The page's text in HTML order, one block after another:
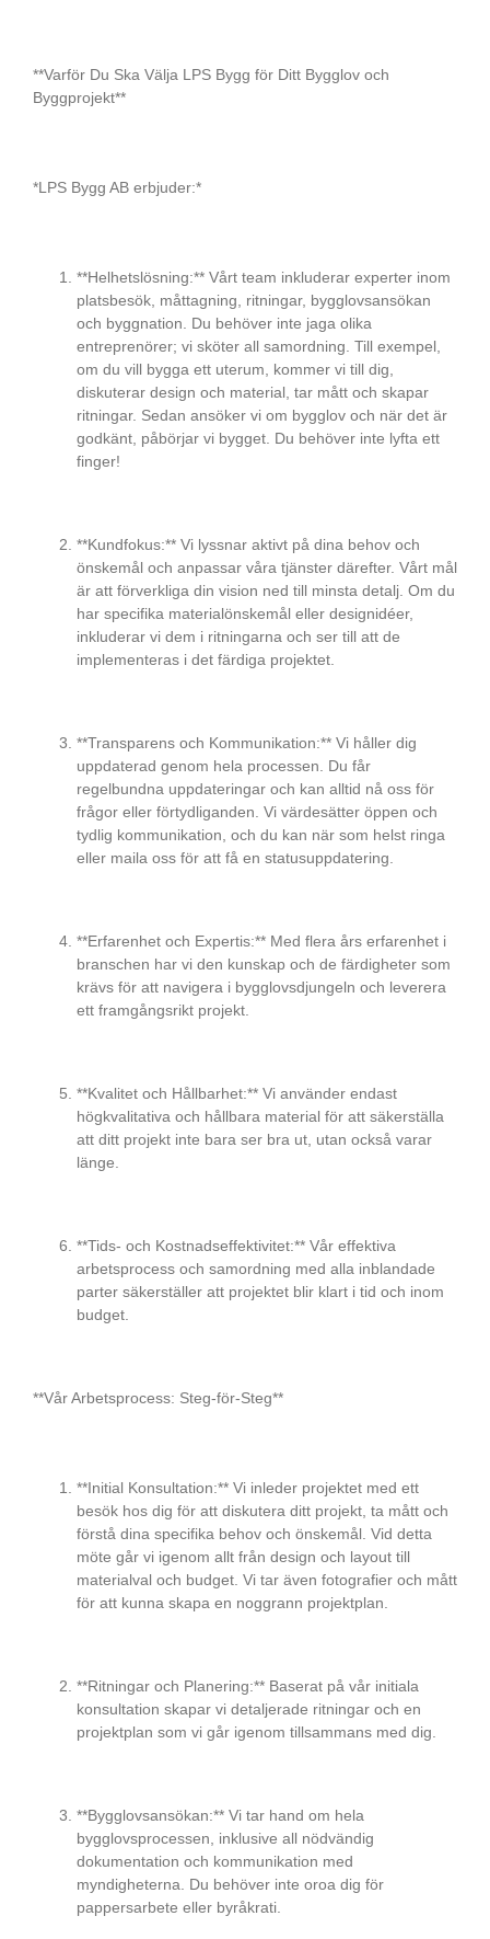
**Varför Du Ska Välja LPS Bygg för Ditt Bygglov och
Byggprojekt**
*LPS Bygg AB erbjuder:*
**Helhetslösning:** Vårt team inkluderar experter inom
platsbesök, måttagning, ritningar, bygglovsansökan
och byggnation. Du behöver inte jaga olika
entreprenörer; vi sköter all samordning. Till exempel,
om du vill bygga ett uterum, kommer vi till dig,
diskuterar design och material, tar mått och skapar
ritningar. Sedan ansöker vi om bygglov och när det är
godkänt, påbörjar vi bygget. Du behöver inte lyfta ett
finger!
**Kundfokus:** Vi lyssnar aktivt på dina behov och
önskemål och anpassar våra tjänster därefter. Vårt mål
är att förverkliga din vision ned till minsta detalj. Om du
har specifika materialönskemål eller designidéer,
inkluderar vi dem i ritningarna och ser till att de
implementeras i det färdiga projektet.
**Transparens och Kommunikation:** Vi håller dig
uppdaterad genom hela processen. Du får
regelbundna uppdateringar och kan alltid nå oss för
frågor eller förtydliganden. Vi värdesätter öppen och
tydlig kommunikation, och du kan när som helst ringa
eller maila oss för att få en statusuppdatering.
**Erfarenhet och Expertis:** Med flera års erfarenhet i
branschen har vi den kunskap och de färdigheter som
krävs för att navigera i bygglovsdjungeln och leverera
ett framgångsrikt projekt.
**Kvalitet och Hållbarhet:** Vi använder endast
högkvalitativa och hållbara material för att säkerställa
att ditt projekt inte bara ser bra ut, utan också varar
länge.
**Tids- och Kostnadseffektivitet:** Vår effektiva
arbetsprocess och samordning med alla inblandade
parter säkerställer att projektet blir klart i tid och inom
budget.
**Vår Arbetsprocess: Steg-för-Steg**
**Initial Konsultation:** Vi inleder projektet med ett
besök hos dig för att diskutera ditt projekt, ta mått och
förstå dina specifika behov och önskemål. Vid detta
möte går vi igenom allt från design och layout till
materialval och budget. Vi tar även fotografier och mått
för att kunna skapa en noggrann projektplan.
**Ritningar och Planering:** Baserat på vår initiala
konsultation skapar vi detaljerade ritningar och en
projektplan som vi går igenom tillsammans med dig.
**Bygglovsansökan:** Vi tar hand om hela
bygglovsprocessen, inklusive all nödvändig
dokumentation och kommunikation med
myndigheterna. Du behöver inte oroa dig för
pappersarbete eller byråkrati.